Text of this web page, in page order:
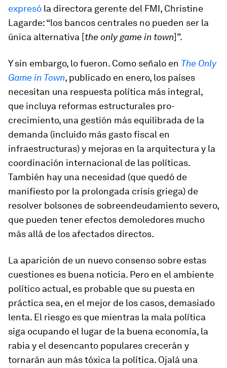
expresó la directora gerente del FMI, Christine
Lagarde: “los bancos centrales no pueden ser la
única alternativa [the only game in town]”.
Y sin embargo, lo fueron. Como señalo en The Only
Game in Town, publicado en enero, los países
necesitan una respuesta política más integral,
que incluya reformas estructurales pro-
crecimiento, una gestión más equilibrada de la
demanda (incluido más gasto fiscal en
infraestructuras) y mejoras en la arquitectura y la
coordinación internacional de las políticas.
También hay una necesidad (que quedó de
manifiesto por la prolongada crisis griega) de
resolver bolsones de sobreendeudamiento severo,
que pueden tener efectos demoledores mucho
más allá de los afectados directos.
La aparición de un nuevo consenso sobre estas
cuestiones es buena noticia. Pero en el ambiente
político actual, es probable que su puesta en
práctica sea, en el mejor de los casos, demasiado
lenta. El riesgo es que mientras la mala política
siga ocupando el lugar de la buena economía, la
rabia y el desencanto populares crecerán y
tornarán aun más tóxica la política. Ojalá una